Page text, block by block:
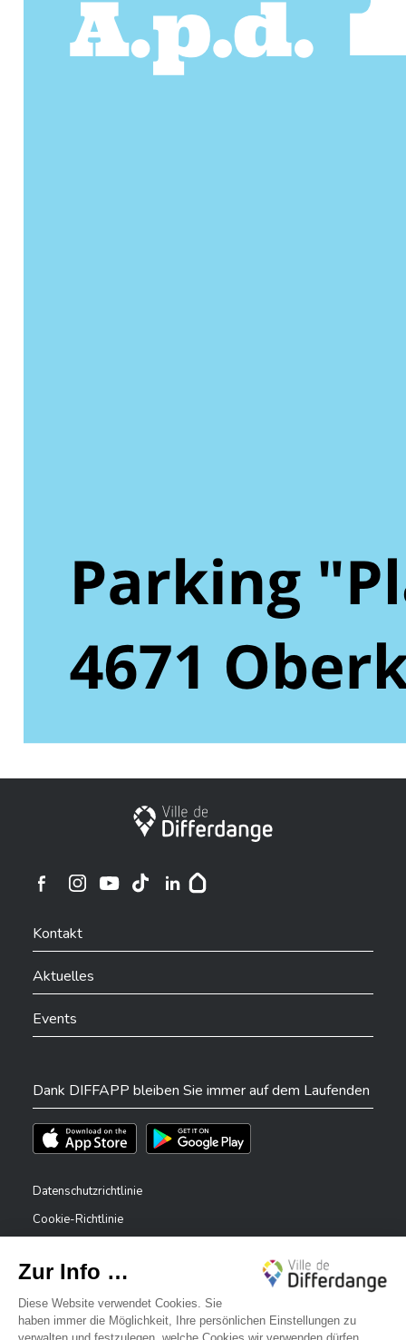
Stadt Differdingen
Ville de Differdange sur Instagram
Kontakt
Aktuelles
Events
Dank DIFFAPP bleiben Sie immer auf dem Laufenden
Téléchargez l'app sur l'App StoreTéléchargez l'app sur Play Store
Datenschutzrichtlinie
Cookie-Richtlinie
Erklärung zur Barrierefreiheit
Meldesystem – Whistleblower
✕
Bonjour, comment puis-je vous aider ?